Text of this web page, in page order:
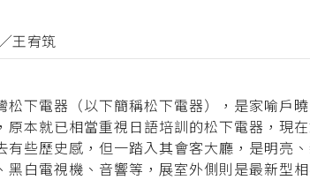
王宥筑
松下電器（以下簡稱松下電器），是家喻
原本就已相當重視日語培訓的松下電器，現
有些歷史感，但一踏入其會客大廳，是明亮
黑白電視機、音響等，展室外側則是最新型